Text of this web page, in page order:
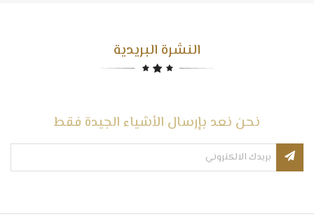
النشرة البريدية
نحن نعد بإرسال الأشياء الجيدة فقط